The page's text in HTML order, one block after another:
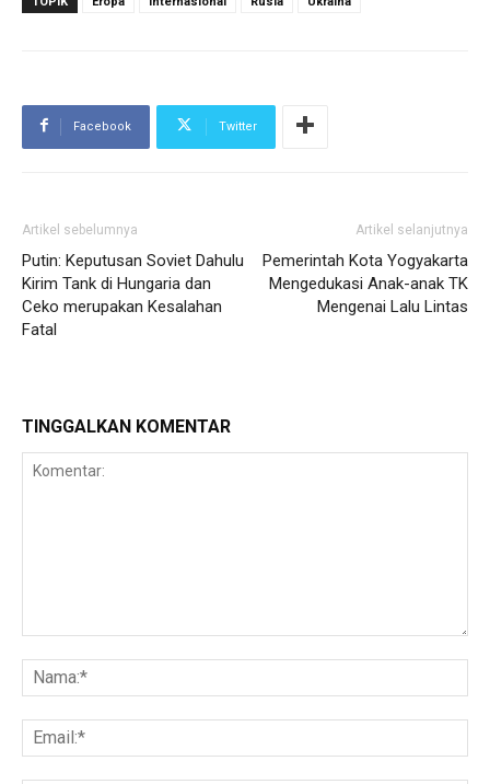
Facebook Twitter
Artikel sebelumnya
Putin: Keputusan Soviet Dahulu
Kirim Tank di Hungaria dan
Ceko merupakan Kesalahan
Fatal
Artikel selanjutnya
Pemerintah Kota Yogyakarta
Mengedukasi Anak-anak TK
Mengenai Lalu Lintas
TINGGALKAN KOMENTAR